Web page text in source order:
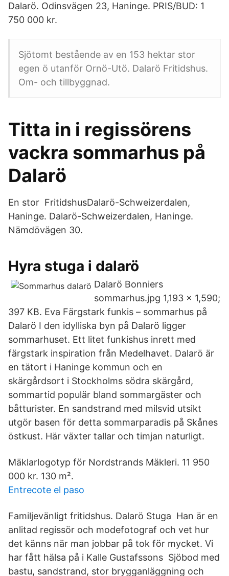
Dalarö. Odinsvägen 23, Haninge. PRIS/BUD: 1
750 000 kr.
Sjötomt bestående av en 153 hektar stor
egen ö utanför Ornö-Utö. Dalarö Fritidshus.
Om- och tillbyggnad.
Titta in i regissörens
vackra sommarhus på
Dalarö
En stor FritidshusDalarö-Schweizerdalen,
Haninge. Dalarö-Schweizerdalen, Haninge.
Nämdövägen 30.
Hyra stuga i dalarö
Dalarö Bonniers
sommarhus.jpg 1,193 × 1,590;
397 KB. Eva Färgstark funkis – sommarhus på
Dalarö I den idylliska byn på Dalarö ligger
sommarhuset. Ett litet funkishus inrett med
färgstark inspiration från Medelhavet. Dalarö är
en tätort i Haninge kommun och en
skärgårdsort i Stockholms södra skärgård,
sommartid populär bland sommargäster och
båtturister. En sandstrand med milsvid utsikt
utgör basen för detta sommarparadis på Skånes
östkust. Här växter tallar och timjan naturligt.
Mäklarlogotyp för Nordstrands Mäkleri. 11 950
000 kr. 130 m².
Entrecote el paso
Familjevänligt fritidshus. Dalarö Stuga Han är en
anlitad regissör och modefotograf och vet hur
det känns när man jobbar på tok för mycket. Vi
har fått hälsa på i Kalle Gustafssons Sjöbod med
bastu, sandstrand, stor brygganläggning och